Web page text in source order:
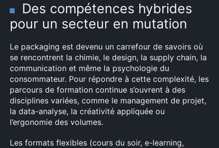
Des compétences hybrides
pour un secteur en mutation
Le packaging est devenu un carrefour de savoirs où
se rencontrent la chimie, le design, la supply chain, la
communication et même la psychologie du
consommateur. Pour répondre à cette complexité, les
parcours de formation continue s’ouvrent à des
disciplines variées, comme le management de projet,
la data-analyse, la créativité appliquée ou
l’ergonomie des volumes.
Les formats flexibles (cours du soir, e-learning,
Rechercher